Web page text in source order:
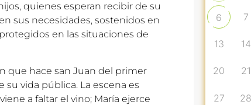
quienes esperan recibir de su
sus necesidades, sostenidos en
en las situaciones de
que hace san Juan del primer
vida pública. La escena es
a faltar el vino; María ejerce
6 7
13 14
20 21
27 28